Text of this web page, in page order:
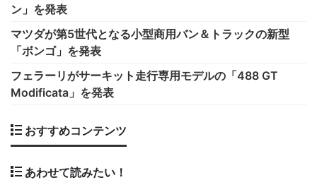
ン」を発表
マツダが第5世代となる小型商用バン＆トラックの新型
「ボンゴ」を発表
フェラーリがサーキット走行専用モデルの「488 GT
Modificata」を発表
おすすめコンテンツ
あわせて読みたい！